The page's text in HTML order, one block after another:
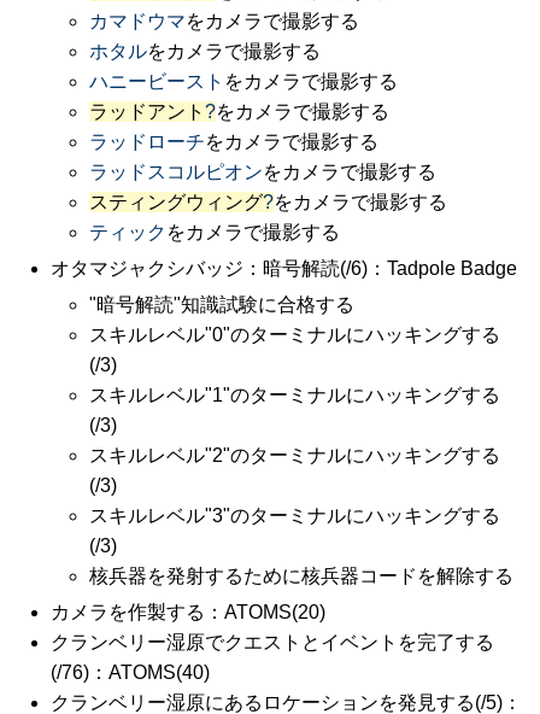
カマドウマをカメラで撮影する
ホタルをカメラで撮影する
ハニービースト をカメラで撮影する
ラッドアント ?をカメラで撮影する
ラッドローチをカメラで撮影する
ラッドスコルピオンをカメラで撮影する
スティングウィング?をカメラで撮影する
ティック をカメラで撮影する
オタマジャクシバッジ：暗号解読(/6)：Tadpole Badge
"暗号解読"知識試験に合格する
スキルレベル"0"のターミナルにハッキングする
(/3)
スキルレベル"1"のターミナルにハッキングする
(/3)
スキルレベル"2"のターミナルにハッキングする
(/3)
スキルレベル"3"のターミナルにハッキングする
(/3)
核兵器を発射するために核兵器コードを解除する
カメラを作製する：ATOMS(20)
クランベリー湿原でクエストとイベントを完了する
(/76)：ATOMS(40)
クランベリー湿原にあるロケーションを発見する(/5)：